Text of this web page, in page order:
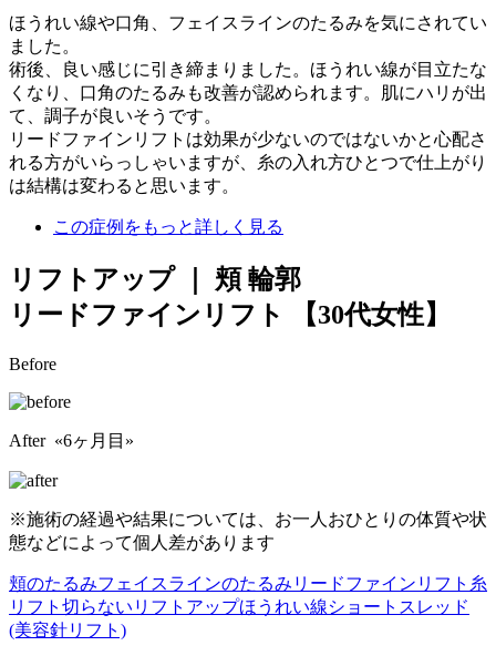
ほうれい線や口角、フェイスラインのたるみを気にされてい
ました。
術後、良い感じに引き締まりました。ほうれい線が目立たな
くなり、口角のたるみも改善が認められます。肌にハリが出
て、調子が良いそうです。
リードファインリフトは効果が少ないのではないかと心配さ
れる方がいらっしゃいますが、糸の入れ方ひとつで仕上がり
は結構は変わると思います。
この症例をもっと詳しく見る
リフトアップ ｜ 頬 輪郭
リードファインリフト
【30代女性】
Before
After «6ヶ月目»
※施術の経過や結果については、お一人おひとりの体質や状
態などによって個人差があります
頬のたるみフェイスラインのたるみ リードファインリフト 糸
リフト 切らないリフトアップほうれい線ショートスレッド
(美容針リフト)